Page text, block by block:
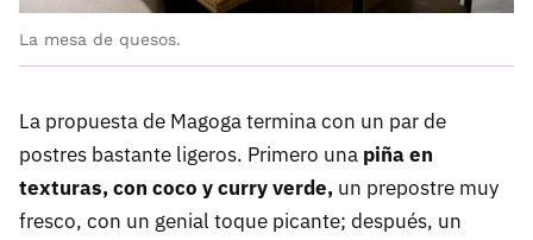
La mesa de quesos.
La propuesta de Magoga termina con un par de
postres bastante ligeros. Primero una piña en
texturas, con coco y curry verde, un prepostre muy
fresco, con un genial toque picante; después, un